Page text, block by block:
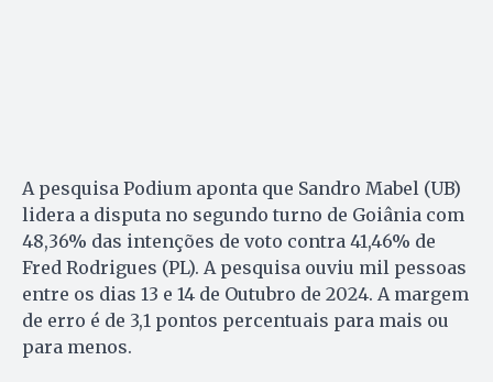
A pesquisa Podium aponta que Sandro Mabel (UB)
lidera a disputa no segundo turno de Goiânia com
48,36% das intenções de voto contra 41,46% de
Fred Rodrigues (PL). A pesquisa ouviu mil pessoas
entre os dias 13 e 14 de Outubro de 2024. A margem
de erro é de 3,1 pontos percentuais para mais ou
para menos.